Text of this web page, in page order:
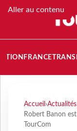
Aller au contenu
FRANCE
Accueil ›Actualités
Robert Banon
TourCom